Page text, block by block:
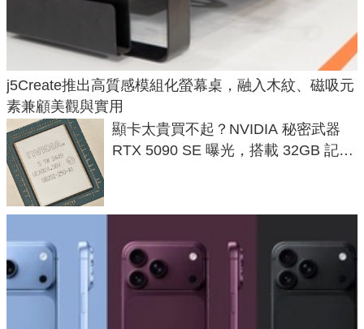
j5Create推出高質感模組化螢幕桌，融入木紋、磁吸元
素兼顧美觀與實用
顯卡太貴買不起？NVIDIA 秘密武器
RTX 5090 SE 曝光，搭載 32GB 記憶